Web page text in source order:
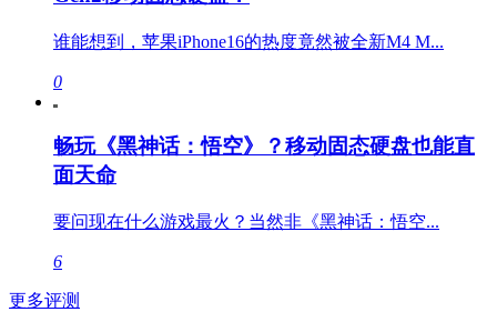
谁能想到，苹果iPhone16的热度竟然被全新M4 M...
0
畅玩《黑神话：悟空》？移动固态硬盘也能直
面天命
要问现在什么游戏最火？当然非《黑神话：悟空...
6
更多评测